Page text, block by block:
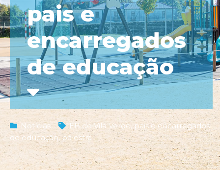
pais e
encarregados
de educação
Notícias EB de Vila Verde, pais e encarregados
de educação,palestra